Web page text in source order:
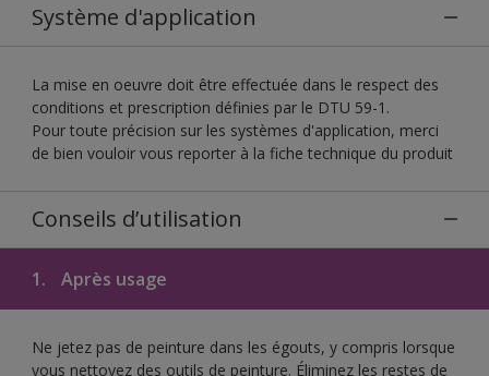
Système d'application
La mise en oeuvre doit être effectuée dans le respect des
conditions et prescription définies par le DTU 59-1.
Pour toute précision sur les systèmes d'application, merci
de bien vouloir vous reporter à la fiche technique du produit
Conseils d’utilisation
1. Après usage
Ne jetez pas de peinture dans les égouts, y compris lorsque
vous nettoyez des outils de peinture. Éliminez les restes de